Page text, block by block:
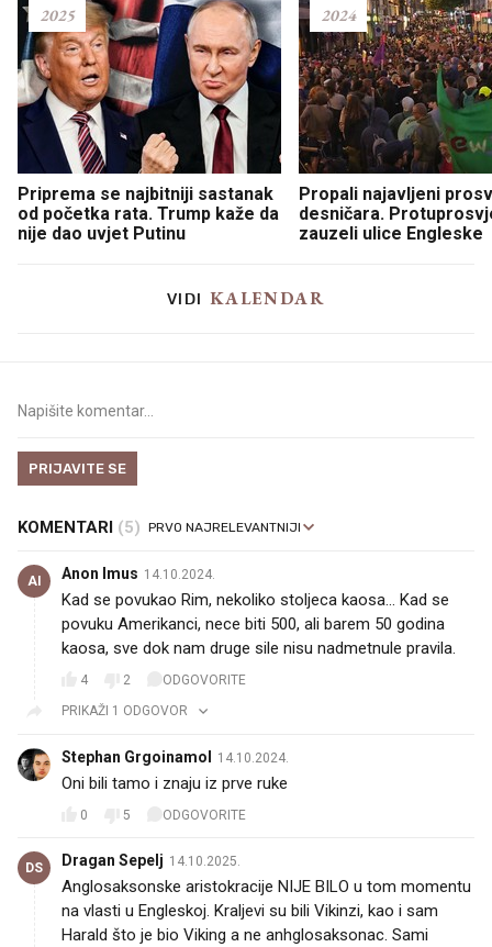
Priprema se najbitniji sastanak
od početka rata. Trump kaže da
nije dao uvjet Putinu
2025
Propali najavljeni
desničara.
zauzeli ulice Engleske
2024
VIDI KALENDAR
PRIJAVITE SE
KOMENTARI (5)
AI Anon Imus 14.10.2024.
Kad se povukao Rim, nekoliko stoljeca kaosa... Kad se
povuku Amerikanci, nece biti 500, ali barem 50 godina
kaosa, sve dok nam druge sile nisu nadmetnule pravila.
4 2
ODGOVORITE
PRIKAŽI 1 ODGOVOR
Stephan Grgoinamol 14.10.2024.
Oni bili tamo i znaju iz prve ruke
0 5 ODGOVORITE
DS Dragan Sepelj 14.10.2025.
Anglosaksonske aristokracije NIJE BILO u tom momentu
na vlasti u Engleskoj. Kraljevi su bili Vikinzi, kao i sam
Harald što je bio Viking a ne anhglosaksonac. Sami